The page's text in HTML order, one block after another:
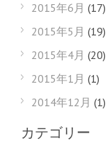
2015年6月 (17)
2015年5月 (19)
2015年4月 (20)
2015年1月 (1)
2014年12月 (1)
カテゴリー